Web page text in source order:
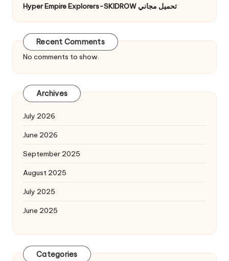
Hyper Empire Explorers-SKIDROW تحميل مجاني
Recent Comments
No comments to show.
Archives
July 2026
June 2026
September 2025
August 2025
July 2025
June 2025
Categories